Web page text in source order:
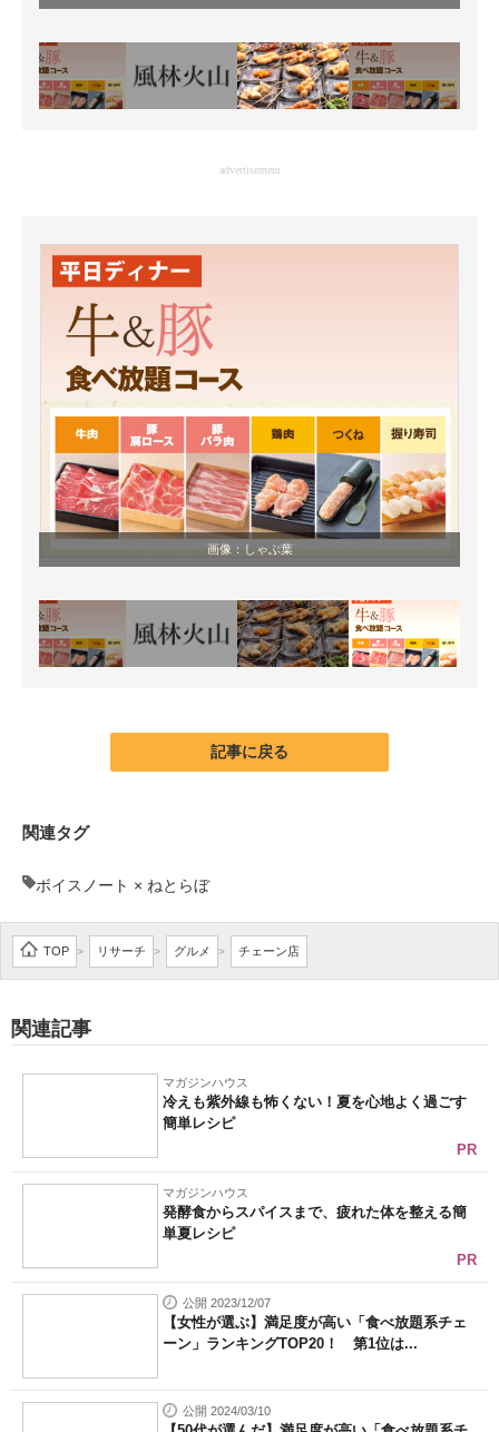
advertisement
画像：しゃぶ葉
記事に戻る
関連タグ
ボイスノート × ねとらぼ
TOP > リサーチ > グルメ > チェーン店
関連記事
マガジンハウス
冷えも紫外線も怖くない！夏を心地よく過ごす
簡単レシピ
PR
マガジンハウス
発酵食からスパイスまで、疲れた体を整える簡
単夏レシピ
PR
公開 2023/12/07
【女性が選ぶ】満足度が高い「食べ放題系チェ
ーン」ランキングTOP20！ 第1位は...
公開 2024/03/10